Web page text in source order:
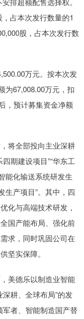
占本次发行数量的1
股，占本次发行数
万元。按本次发
为67,008.00万元，扣
，预计募集资金净额
将全部投向主业深耕
期建设项目”“华东工
能化输送系统研发生
生产项目”。其中，四
化与高端技术研发，
国产能布局、强化前
求，同时巩固公司在
坚实保障。
美德乐以制造业智能
耕、全球布局”的发
军者、智能制造国产替